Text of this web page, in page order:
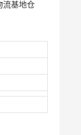
流基地仓